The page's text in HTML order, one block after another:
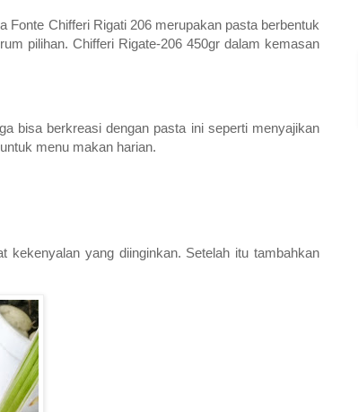
Chifferi Rigati 206 merupakan pasta berbentuk
pilihan. Chifferi Rigate-206 450gr dalam kemasan
bisa berkreasi dengan pasta ini seperti menyajikan
menu makan harian.
kekenyalan yang diinginkan. Setelah itu tambahkan